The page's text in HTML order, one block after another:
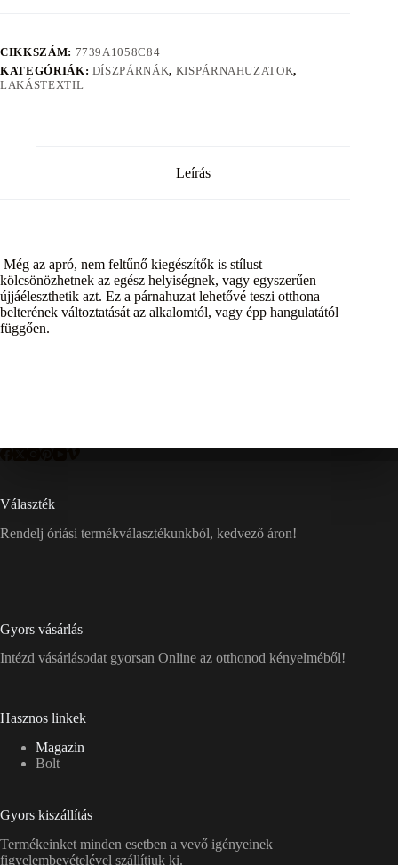
CIKKSZÁM: 7739A1058C84
KATEGÓRIÁK: DÍSZPÁRNÁK, KISPÁRNAHUZATOK,
LAKÁSTEXTIL
Leírás
Még az apró, nem feltűnő kiegészítők is stílust
kölcsönözhetnek az egész helyiségnek, vagy egyszerűen
újjáéleszthetik azt. Ez a párnahuzat lehetővé teszi otthona
belterének változtatását az alkalomtól, vagy épp hangulatától
függően.
Választék
Rendelj óriási termékválasztékunkból, kedvező áron!
Gyors vásárlás
Intézd vásárlásodat gyorsan Online az otthonod kényelméből!
Hasznos linkek
Magazin
Bolt
Gyors kiszállítás
Termékeinket minden esetben a vevő igényeinek
figyelembevételével szállítjuk ki.